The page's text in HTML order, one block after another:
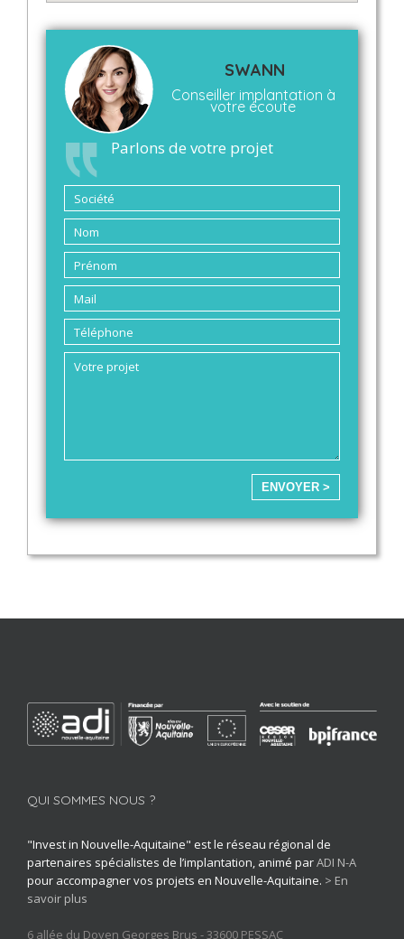
SWANN
Conseiller implantation à
votre écoute
Parlons de votre projet
ENVOYER >
QUI SOMMES NOUS ?
"Invest in Nouvelle-Aquitaine" est le réseau régional de
partenaires spécialistes de l’implantation, animé parADI N-A
pour accompagner vos projets en Nouvelle-Aquitaine. > En
savoir plus
6 allée du Doyen Georges Brus - 33600 PESSAC